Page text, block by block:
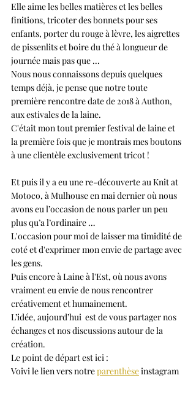
Elle aime les belles matières et les belles
finitions, tricoter des bonnets pour ses
enfants, porter du rouge à lèvre, les aigrettes
de pissenlits et boire du thé à longueur de
journée mais pas que ...
Nous nous connaissons depuis quelques
temps déjà, je pense que notre toute
première rencontre date de 2018 à Authon,
aux estivales de la laine.
C'était mon tout premier festival de laine et
la première fois que je montrais mes boutons
à une clientèle exclusivement tricot !
Et puis il y a eu une re-découverte au Knit at
Motoco, à Mulhouse en mai dernier où nous
avons eu l’occasion de nous parler un peu
plus qu’a l’ordinaire …
L'occasion pour moi de laisser ma timidité de
coté et d'exprimer mon envie de partage avec
les gens.
Puis encore à Laine à l'Est, où nous avons
vraiment eu envie de nous rencontrer
créativement et humainement.
L’idée, aujourd’hui  est de vous partager nos
échanges et nos discussions autour de la
création.
Le point de départ est ici :
Voivi le lien vers notre parenthèse instagram